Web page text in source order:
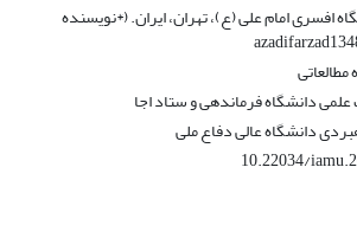
افسری امام علی (ع)، تهران، ایران. (*نویسنده
دانشگاه فرماندهی و ستاد اجا
دانشگاه عالی دفاع ملی
10.22034/